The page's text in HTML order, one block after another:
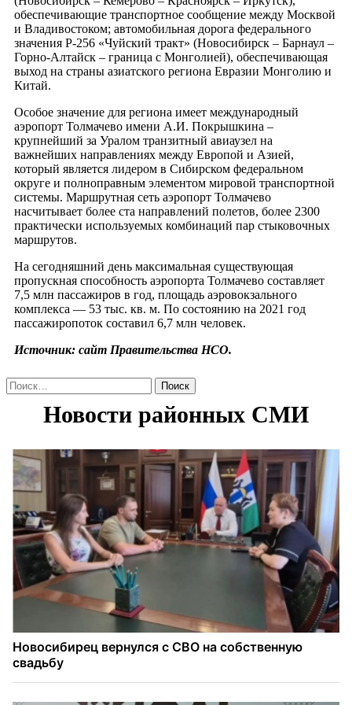
обеспечивающие транспортное сообщение между Москвой
и Владивостоком; автомобильная дорога федерального
значения Р-256 «Чуйский тракт» (Новосибирск – Барнаул –
Горно-Алтайск – граница с Монголией), обеспечивающая
выход на страны азиатского региона Евразии Монголию и
Китай.
Особое значение для региона имеет международный
аэропорт Толмачево имени А.И. Покрышкина –
крупнейший за Уралом транзитный авиаузел на
важнейших направлениях между Европой и Азией,
который является лидером в Сибирском федеральном
округе и полноправным элементом мировой транспортной
системы. Маршрутная сеть аэропорт Толмачево
насчитывает более ста направлений полетов, более 2300
практически используемых комбинаций пар стыковочных
маршрутов.
На сегодняшний день максимальная существующая
пропускная способность аэропорта Толмачево составляет
7,5 млн пассажиров в год, площадь аэровокзального
комплекса — 53 тыс. кв. м. По состоянию на 2021 год
пассажиропоток составил 6,7 млн человек.
Источник: сайт Правительства НСО.
Найти: